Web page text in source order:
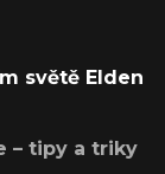
světě Elden
– tipy a triky